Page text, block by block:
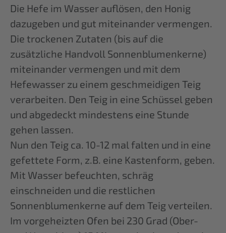
Die Hefe im Wasser auflösen, den Honig
dazugeben und gut miteinander vermengen.
Die trockenen Zutaten (bis auf die
zusätzliche Handvoll Sonnenblumenkerne)
miteinander vermengen und mit dem
Hefewasser zu einem geschmeidigen Teig
verarbeiten. Den Teig in eine Schüssel geben
und abgedeckt mindestens eine Stunde
gehen lassen.
Nun den Teig ca. 10-12 mal falten und in eine
gefettete Form, z.B. eine Kastenform, geben.
Mit Wasser befeuchten, schräg
einschneiden und die restlichen
Sonnenblumenkerne auf dem Teig verteilen.
Im vorgeheizten Ofen bei 230 Grad (Ober-